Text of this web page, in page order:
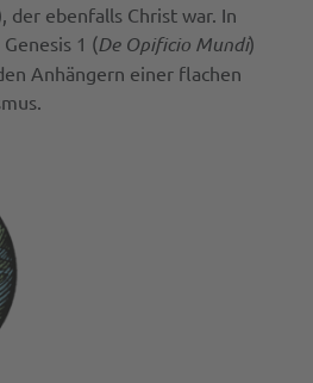
der ebenfalls Christ war. In
1 (De Opificio Mundi)
Anhängern einer flachen